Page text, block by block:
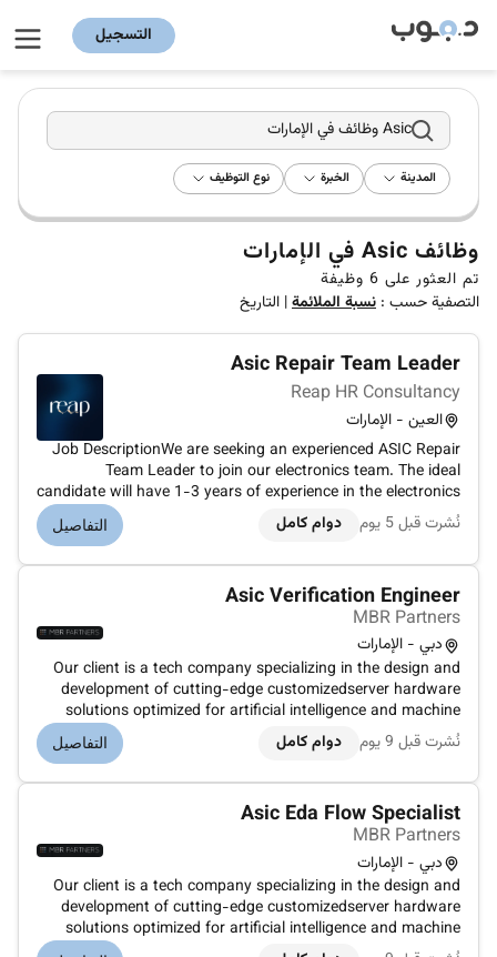
التسجيل
Asic وظائف في الإمارات
المدينة الخبرة نوع التوظيف
وظائف Asic في الإمارات
تم العثور على 6 وظيفة
التصفية حسب : نسبة الملائمة| التاريخ
Asic Repair Team Leader
Reap HR Consultancy
العين - الإمارات
Job DescriptionWe are seeking an experienced ASIC Repair
Team Leader to join our electronics team. The ideal
candidate will have 1-3 years of experience in the electronics
industry and a strong background in ASIC repair. As a team
leader you will be responsible for overseeing the repair
نُشرت قبل 5 يوم دوام كامل التفاصيل
Asic Verification Engineer
MBR Partners
دبي - الإمارات
Our client is a tech company specializing in the design and
development of cutting-edge customizedserver hardware
solutions optimized for artificial intelligence and machine
learning applications.Their mission is to empower
businesses and researchers to accelerate their AI initiatives
نُشرت قبل 9 يوم دوام كامل التفاصيل
Asic Eda Flow Specialist
MBR Partners
دبي - الإمارات
Our client is a tech company specializing in the design and
development of cutting-edge customizedserver hardware
solutions optimized for artificial intelligence and machine
learning applications.Their mission is to empower